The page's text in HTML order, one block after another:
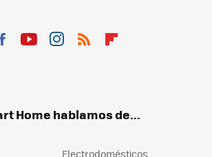
Home hablamos de...
Electrodomésticos